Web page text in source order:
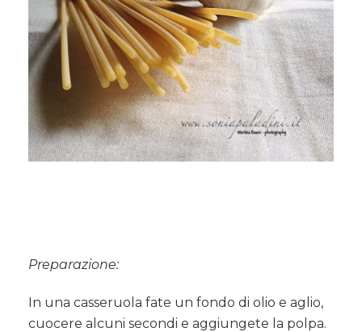
Preparazione:
In una casseruola fate un fondo di olio e aglio,
cuocere alcuni secondi e aggiungete la polpa.